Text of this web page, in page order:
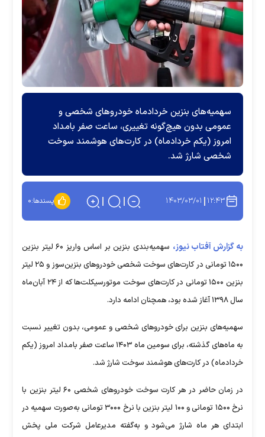
سهمیه‌های بنزین خردادماه خودرو‌های شخصی و
عمومی بدون هیچ‌گونه تغییری، ساعت صفر بامداد
امروز (یکم خرداد‌ماه) در کارت‌های هوشمند سوخت
شخصی شارژ شد.
۱۲:۴۳ ۱۴۰۳/۰۳/۰۱ پسندها:۰
به گزارش آفتاب نیوز،
سهمیه‌بندی بنزین بر اساس واریز ۶۰ لیتر بنزین
۱۵۰۰ تومانی در کارت‌های سوخت شخصی خودرو‌های بنزین‌سوز و ۲۵ لیتر
بنزین ۱۵۰۰ تومانی در کارت‌های سوخت موتورسیکلت‌ها که از ۲۴ آبان‌ماه
سال ۱۳۹۸ آغاز شده بود، همچنان ادامه دارد.
سهمیه‌های بنزین برای خودرو‌های شخصی و عمومی، بدون تغییر نسبت
به ماه‌های گذشته، برای سومین ماه ۱۴۰۳ ساعت صفر بامداد امروز (یکم
خردادماه) در کارت‌های هوشمند سوخت شارژ شد.
در زمان حاضر در هر کارت سوخت خودرو‌های شخصی ۶۰ لیتر بنزین با
نرخ ۱۵۰۰ تومانی و ۱۰۰ لیتر بنزین با نرخ ۳۰۰۰ تومانی به‌صورت سهمیه در
ابتدای هر ماه شارژ می‌شود و به‌گفته مدیرعامل شرکت ملی پخش